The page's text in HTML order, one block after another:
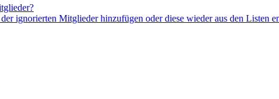
ignorierten Mitglieder hinzufügen oder diese wieder aus den Listen